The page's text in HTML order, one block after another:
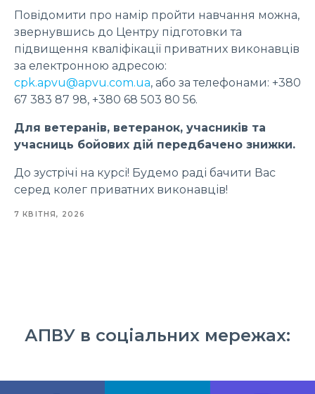
Повідомити про намір пройти навчання можна,
звернувшись до Центру підготовки та
підвищення кваліфікації приватних виконавців
за електронною адресою:
cpk.apvu@apvu.com.ua, або за телефонами: +380
67 383 87 98, +380 68 503 80 56.
Для ветеранів, ветеранок, учасників та
учасниць бойових дій передбачено знижки.
До зустрічі на курсі! Будемо раді бачити Вас
серед колег приватних виконавців!
7 КВІТНЯ, 2026
АПВУ в соціальних мережах: